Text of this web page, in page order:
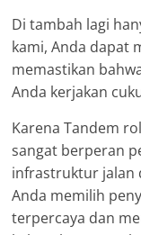
Di tambah lagi
kami, Anda dapat
memastikan
Anda kerjakan
Karena Tandem
sangat berperan
infrastruktur jalan
Anda memilih
terpercaya dan